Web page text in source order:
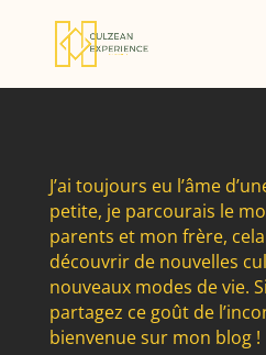
J’ai toujours eu l’âme
petite, je parcourais le
parents et mon frère,
découvrir de nouvelles
nouveaux modes de vie.
partagez ce goût de
bienvenue sur mon blog !